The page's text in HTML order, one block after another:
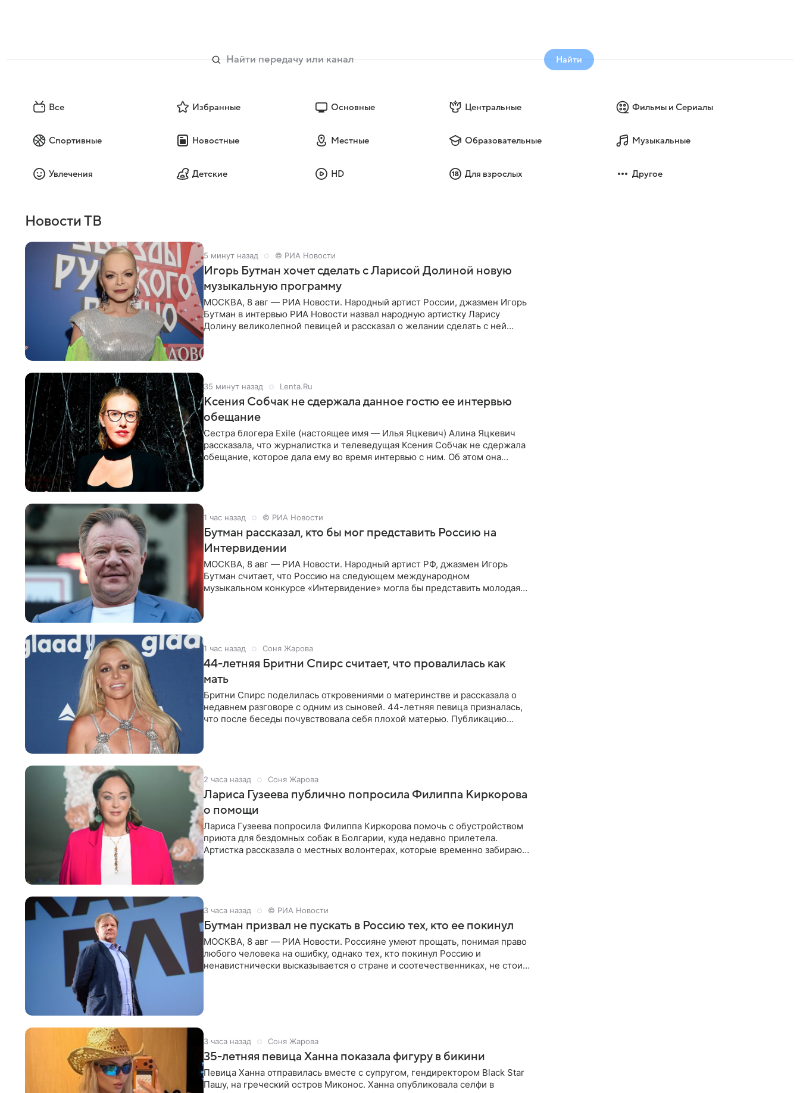
Найти
Все Избранные Основные Центральные Фильмы и Сериалы
Спортивные Новостные Местные Образовательные Музыкальные
Увлечения Детские HD Для взрослых Другое
Новости ТВ
5 минут назад © РИА Новости
Игорь Бутман хочет сделать с Ларисой Долиной новую
музыкальную программу
МОСКВА, 8 авг — РИА Новости. Народный артист России, джазмен Игорь
Бутман в интервью РИА Новости назвал народную артистку Ларису
Долину великолепной певицей и рассказал о желании сделать с ней
35 минут назад Lenta.Ru
Ксения Собчак не сдержала данное гостю ее интервью
обещание
Сестра блогера Exile (настоящее имя — Илья Яцкевич) Алина Яцкевич
рассказала, что журналистка и телеведущая Ксения Собчак не сдержала
обещание, которое дала ему во время интервью с ним. Об этом она
1 час назад © РИА Новости
Бутман рассказал, кто бы мог представить Россию на
Интервидении
МОСКВА, 8 авг — РИА Новости. Народный артист РФ, джазмен Игорь
Бутман считает, что Россию на следующем международном
музыкальном конкурсе «Интервидение» могла бы представить молодая
1 час назад Соня Жарова
44-летняя Бритни Спирс считает, что провалилась как
мать
Бритни Спирс поделилась откровениями о материнстве и рассказала о
недавнем разговоре с одним из сыновей. 44-летняя певица призналась,
что после беседы почувствовала себя плохой матерью. Публикацию
2 часа назад Соня Жарова
Лариса Гузеева публично попросила Филиппа Киркорова
о помощи
Лариса Гузеева попросила Филиппа Киркорова помочь с обустройством
приюта для бездомных собак в Болгарии, куда недавно прилетела.
Артистка рассказала о местных волонтерах, которые временно забирают
3 часа назад © РИА Новости
Бутман призвал не пускать в Россию тех, кто ее покинул
МОСКВА, 8 авг — РИА Новости. Россияне умеют прощать, понимая право
любого человека на ошибку, однако тех, кто покинул Россию и
ненавистнически высказывается о стране и соотечественниках, не стоит
3 часа назад Соня Жарова
35-летняя певица Ханна показала фигуру в бикини
Певица Ханна отправилась вместе с супругом, гендиректором Black Star
Пашу, на греческий остров Миконос. Ханна опубликовала селфи в